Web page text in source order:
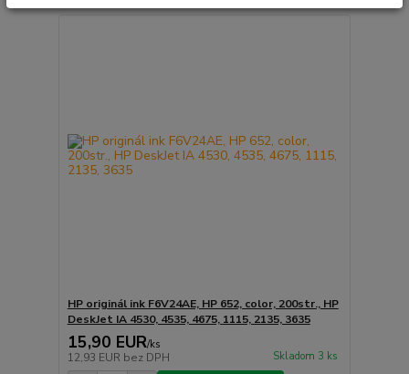
HP originál ink F6V24AE, HP 652, color, 200str., HP
DeskJet IA 4530, 4535, 4675, 1115, 2135, 3635
15,90 EUR/ks
12,93 EUR bez DPH Skladom 3 ks